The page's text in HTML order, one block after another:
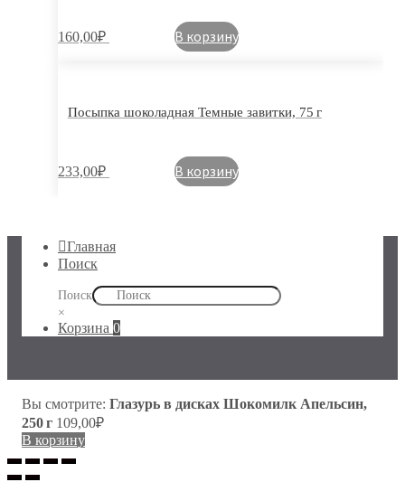
160,00₽ В корзину
Посыпка шоколадная Темные завитки, 75 г
233,00₽ В корзину
Главная
Поиск
Поиск
×
Корзина 0
Вы смотрите: Глазурь в дисках Шокомилк Апельсин,
250 г 109,00₽
В корзину